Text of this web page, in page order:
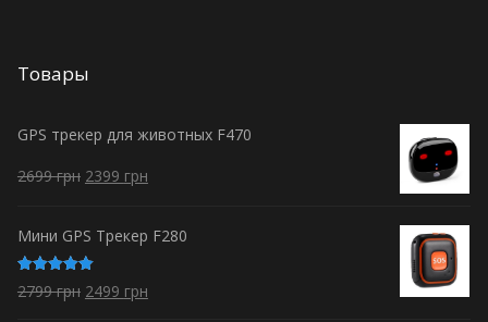
Товары
GPS трекер для животных F470
2699грн 2399 грн
Мини GPS Трекер F280
Оценка
5.00из 5
2799грн 2499 грн